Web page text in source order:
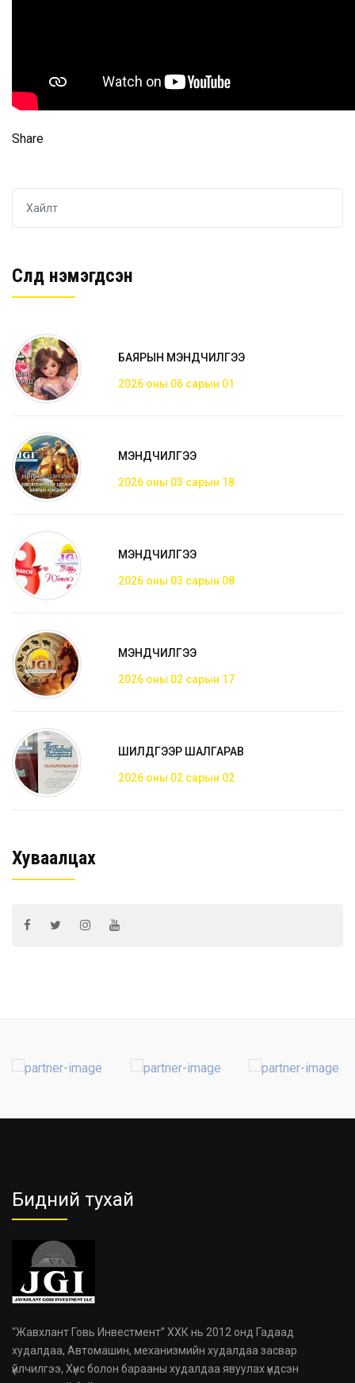
Share
Сүүлд нэмэгдсэн
БАЯРЫН МЭНДЧИЛГЭЭ
2026 оны 06 сарын 01
МЭНДЧИЛГЭЭ
2026 оны 03 сарын 18
МЭНДЧИЛГЭЭ
2026 оны 03 сарын 08
МЭНДЧИЛГЭЭ
2026 оны 02 сарын 17
ШИЛДГЭЭР ШАЛГАРАВ
2026 оны 02 сарын 02
Хуваалцах
Бидний тухай
“Жавхлант Говь Инвестмент” ХХК нь 2012 онд Гадаад
худалдаа, Автомашин, механизмийн худалдаа засвар
үйлчилгээ, Хүнс болон барааны худалдаа явуулах үндсэн